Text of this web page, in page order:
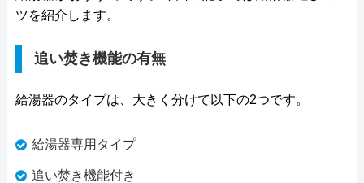
ツを紹介します。
追い焚き機能の有無
給湯器のタイプは、大きく分けて以下の2つです。
給湯器専用タイプ
追い焚き機能付き